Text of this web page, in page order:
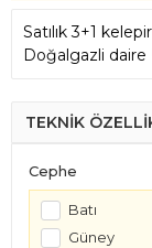
Satılık 3+1
Doğalgazli daire
TEKNİK
Cephe
Batı
Güney